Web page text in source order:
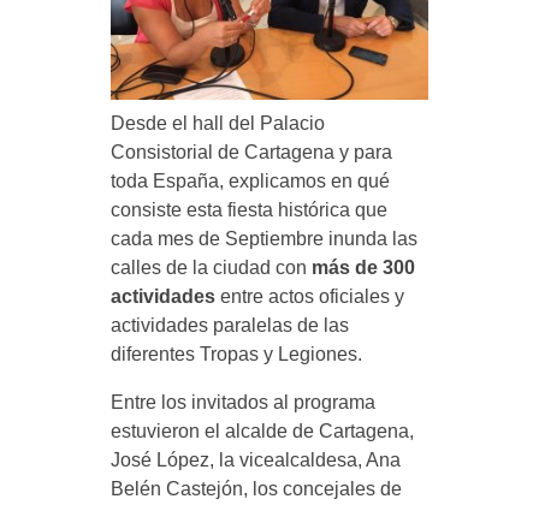
Desde el hall del Palacio
Consistorial de Cartagena y para
toda España, explicamos en qué
consiste esta fiesta histórica que
cada mes de Septiembre inunda las
calles de la ciudad con más de 300
actividadesentre actos oficiales y
actividades paralelas de las
diferentes Tropas y Legiones.
Entre los invitados al programa
estuvieron el alcalde de Cartagena,
José López, la vicealcaldesa, Ana
Belén Castejón, los concejales de